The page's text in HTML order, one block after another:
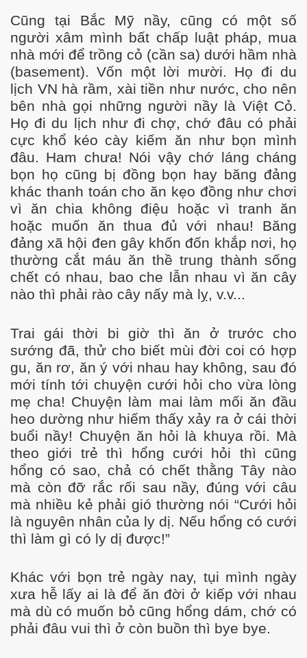
Cũng tại Bắc Mỹ nầy, cũng có một số
người xâm mình bất chấp luật pháp, mua
nhà mới để trồng cỏ (cần sa) dưới hầm nhà
(basement). Vốn một lời mười. Họ đi du
lịch VN hà rầm, xài tiền như nước, cho nên
bên nhà gọi những người nầy là Việt Cỏ.
Họ đi du lịch như đi chợ, chớ đâu có phải
cực khổ kéo cày kiếm ăn như bọn mình
đâu. Ham chưa! Nói vậy chớ láng cháng
bọn họ cũng bị đồng bọn hay băng đảng
khác thanh toán cho ăn kẹo đồng như chơi
vì ăn chia không điệu hoặc vì tranh ăn
hoặc muốn ăn thua đủ với nhau! Băng
đảng xã hội đen gây khốn đốn khắp nơi, họ
thường cắt máu ăn thề trung thành sống
chết có nhau, bao che lẫn nhau vì ăn cây
nào thì phải rào cây nấy mà lỵ, v.v...
Trai gái thời bi giờ thì ăn ở trước cho
sướng đã, thử cho biết mùi đời coi có hợp
gu, ăn rơ, ăn ý với nhau hay không, sau đó
mới tính tới chuyện cưới hỏi cho vừa lòng
mẹ cha! Chuyện làm mai làm mối ăn đầu
heo dường như hiếm thấy xảy ra ở cái thời
buổi nầy! Chuyện ăn hỏi là khuya rồi. Mà
theo giới trẻ thì hổng cưới hỏi thì cũng
hổng có sao, chả có chết thằng Tây nào
mà còn đỡ rắc rối sau nầy, đúng với câu
mà nhiều kẻ phải gió thường nói “Cưới hỏi
là nguyên nhân của ly dị. Nếu hổng có cưới
thì làm gì có ly dị được!”
Khác với bọn trẻ ngày nay, tụi mình ngày
xưa hễ lấy ai là để ăn đời ở kiếp với nhau
mà dù có muốn bỏ cũng hổng dám, chớ có
phải đâu vui thì ở còn buồn thì bye bye.
Thơ